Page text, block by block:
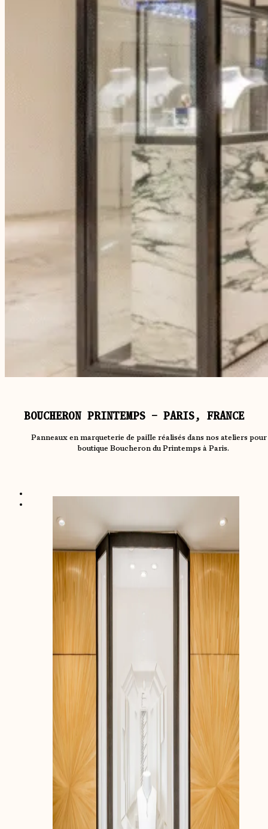
BOUCHERON PRINTEMPS – PARIS, FRANCE
Panneaux en marqueterie de paille réalisés dans nos ateliers
boutique Boucheron du Printemps à Paris.